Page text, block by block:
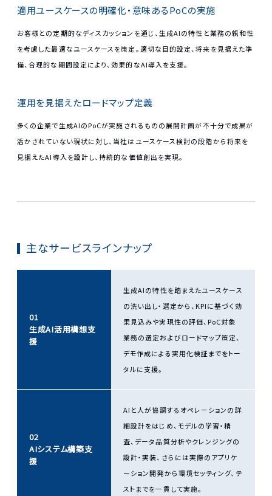
適用ユースケースの明確化・意味あるPoCの実施
お客様との定期的なディスカッションを通じ、生成AIの特性と業務の親和性
を考慮した最適なユースケースを策定。適切な目的設定、将来を見据えた準
備、合理的な期間設定により、効果的なAI導入を支援。
運用を見据えたロードマップ定義
多くの企業で生成AIのPoCが実施されるものの展開計画が不十分で成果が
活かされていない現状に対し、当社はユースケース検討の段階から将来を
見据えたAI導入を設計し、持続的な価値創出を実現。
主なサービスラインナップ
01
生成AI活用構想支
援
生成AIの特性を踏まえたユースケース
の洗い出し・選定から、KPIに基づく効
果見込みや実現性の評価、PoC対象
業務の選定およびロードマップ策定、
デモ作成による実用化検証までをトー
タルに支援。
02
AIシステム構築支
援
AIと人が協調するオペレーションの詳
細設計をはじめ、モデルの学習・精
査、データ品質分析やクレンジングの
設計・実装、さらには実際のアプリケ
ーション開発から環境セッティング、テ
ストまでを一貫して実施。